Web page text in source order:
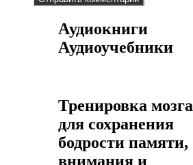
Аудиокниги
Аудиоучебники
Тренировка мозга
для сохранения
бодрости памяти,
внимания и